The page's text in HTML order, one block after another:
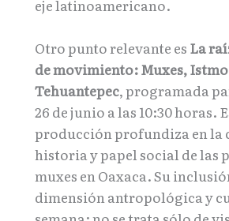
eje latinoamericano.
Otro punto relevante es La
de movimiento: Muxes,
Tehuantepec, programada
26 de junio a las 10:30 horas.
producción profundiza en la
historia y papel social de las
muxes en Oaxaca. Su
dimensión antropológica y